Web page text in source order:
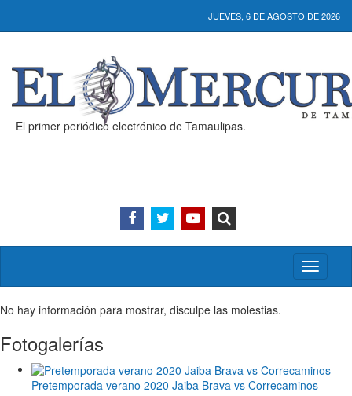
JUEVES, 6 DE AGOSTO DE 2026
El primer periódico electrónico de Tamaulipas.
Activar/
menú
No hay información para mostrar, disculpe las molestias.
Fotogalerías
Pretemporada verano 2020 Jaiba Brava vs Correcaminos